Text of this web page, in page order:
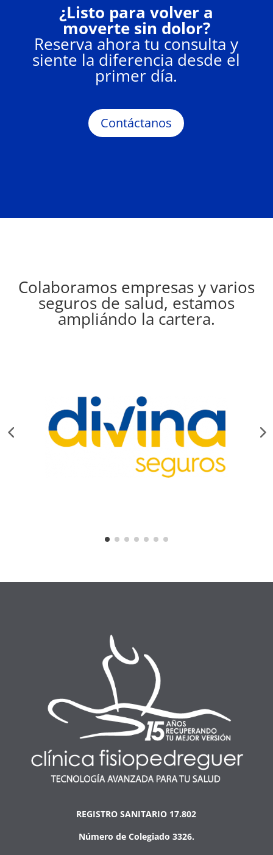
¿Listo para volver a
moverte sin dolor?
Reserva ahora tu consulta y
siente la diferencia desde el
primer día.
Contáctanos
Colaboramos empresas y varios
seguros de salud, estamos
ampliándo la cartera.
REGISTRO SANITARIO 17.802
Número de Colegiado 3326.